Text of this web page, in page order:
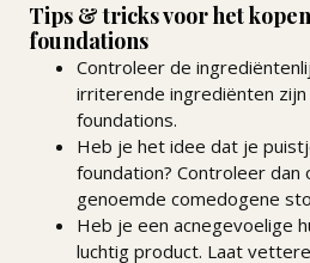
Tips & tricks voor het
foundations
Controleer de
irriterende ingrediënten
foundations.
Heb je het idee dat je
foundation? Controleer
genoemde comedogene
Heb je een acnegevoelige
luchtig product. Laat